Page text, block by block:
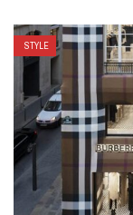
STYLE